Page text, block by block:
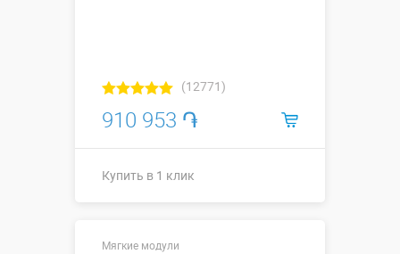
(12771)
910 953 ֏
Купить в 1 клик
Мягкие модули